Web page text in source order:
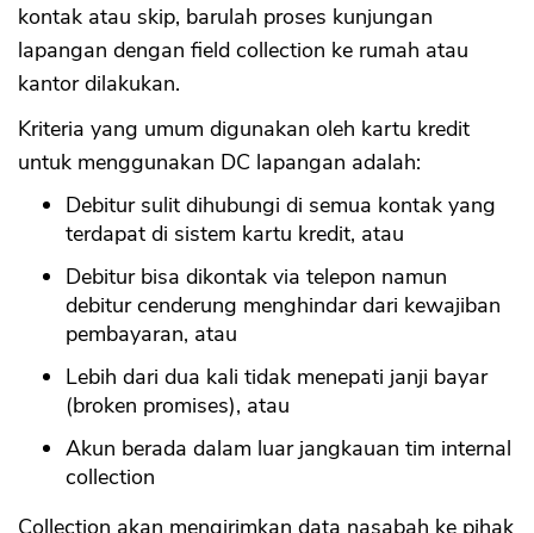
kontak atau skip, barulah proses kunjungan
lapangan dengan field collection ke rumah atau
kantor dilakukan.
Kriteria yang umum digunakan oleh kartu kredit
untuk menggunakan DC lapangan adalah:
Debitur sulit dihubungi di semua kontak yang
terdapat di sistem kartu kredit, atau
Debitur bisa dikontak via telepon namun
debitur cenderung menghindar dari kewajiban
pembayaran, atau
Lebih dari dua kali tidak menepati janji bayar
(broken promises), atau
Akun berada dalam luar jangkauan tim internal
collection
Collection akan mengirimkan data nasabah ke pihak